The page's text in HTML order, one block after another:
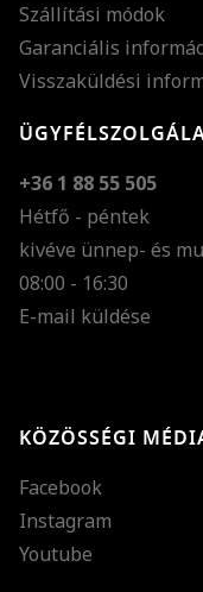
Szállítási módok
Garanciális
Visszaküldési
+36 1 88 55 505
Hétfő - péntek
kivéve ünnep- és
08:00 - 16:30
E-mail küldése
KÖZÖSSÉGI
Facebook
Instagram
Youtube